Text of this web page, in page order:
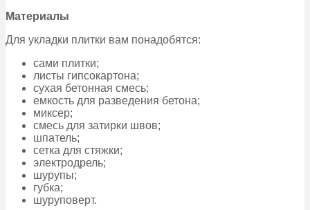
Материалы
Для укладки плитки вам понадобятся:
сами плитки;
листы гипсокартона;
сухая бетонная смесь;
емкость для разведения бетона;
миксер;
смесь для затирки швов;
шпатель;
сетка для стяжки;
электродрель;
шурупы;
губка;
шуруповерт.